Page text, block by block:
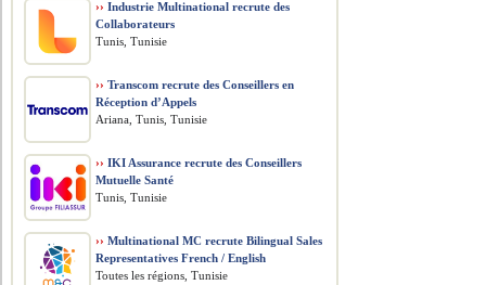
›› Industrie Multinational recrute des
Collaborateurs
Tunis, Tunisie
›› Transcom recrute des Conseillers en
Réception d’Appels
Ariana, Tunis, Tunisie
›› IKI Assurance recrute des Conseillers
Mutuelle Santé
Tunis, Tunisie
›› Multinational MC recrute Bilingual Sales
Representatives French / English
Toutes les régions, Tunisie